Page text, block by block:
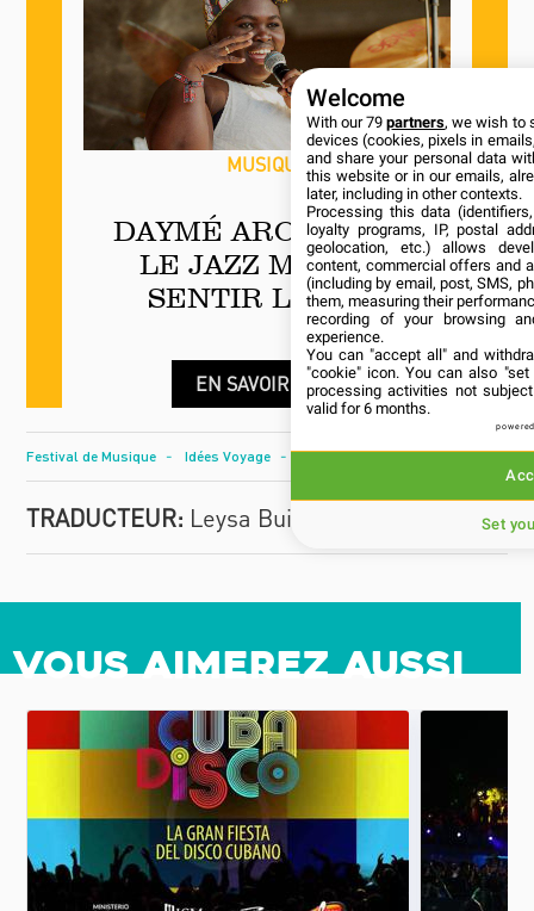
MUSIQUE
DAYMÉ AROCENA : «
LE JAZZ ME FAIT
SENTIR LIBRE »
EN SAVOIR PLUS
Festival de Musique Idées Voyage Jazz
TRADUCTEUR: Leysa Buides Secada CUBANÍA
Vous aimerez aussi
Welcome
With our 79partners, we wish to
devices (cookies, pixels in
and share your personal data
this website or in our emails,
later, including in other contexts.
Processing this data
loyalty programs, IP, postal
geolocation, etc.) allows
content, commercial offers and
(including by email, post, SMS,
them, measuring their
recording of your browsing
experience.
You can "accept all" and
"cookie" icon. You can also
processing activities not
valid for 6 months.
Set